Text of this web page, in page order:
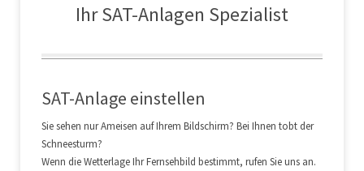
Das Shoppingportal www.euronics.de wird lediglich von
nachfolgenden ‚EURONICS‘ genannt), unterhalten. Der
Verkäufer) auf der Grundlage der nachfolgenden
Allgemeinen Geschäftsbedingungen zustande:
Euronics Dworak GbR
Inh. Günter und Sebastian Dworak
Lüdinghauser Str. 62
Ihr SAT-Anlagen Spezialist
SAT-Anlage einstellen
Sie sehen nur Ameisen auf Ihrem Bildschirm? Bei Ihnen tobt der
Schneesturm?
Wenn die Wetterlage Ihr Fernsehbild bestimmt, rufen Sie uns an.